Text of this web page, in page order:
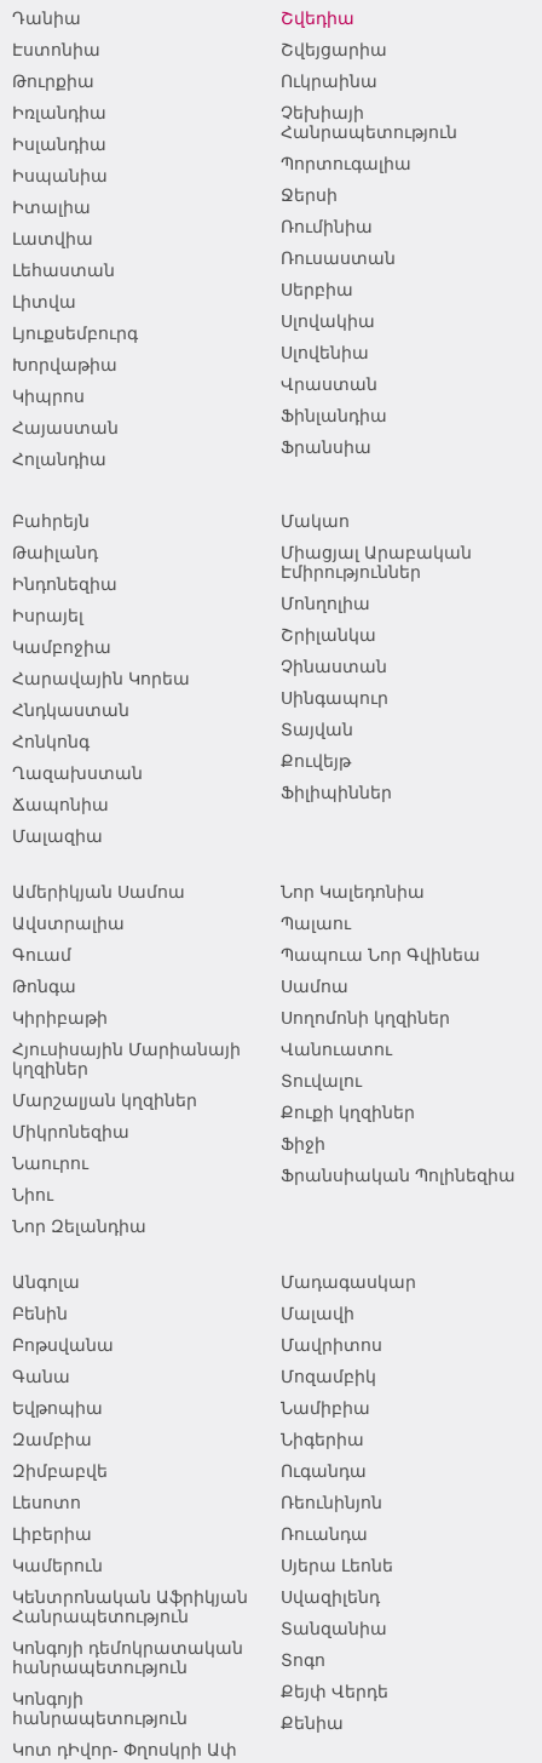
Դանիա
Էստոնիա
Թուրքիա
Իռլանդիա
Իսլանդիա
Իսպանիա
Իտալիա
Լատվիա
Լեհաստան
Լիտվա
Լյուքսեմբուրգ
Խորվաթիա
Կիպրոս
Հայաստան
Հոլանդիա
Շվեդիա
Շվեյցարիա
Ուկրաինա
Չեխիայի
Հանրապետություն
Պորտուգալիա
Ջերսի
Ռումինիա
Ռուսաստան
Սերբիա
Սլովակիա
Սլովենիա
Վրաստան
Ֆինլանդիա
Ֆրանսիա
Բահրեյն
Թաիլանդ
Ինդոնեզիա
Իսրայել
Կամբոջիա
Հարավային Կորեա
Հնդկաստան
Հոնկոնգ
Ղազախստան
Ճապոնիա
Մալազիա
Մակաո
Միացյալ Արաբական
Էմիրություններ
Մոնղոլիա
Շրիլանկա
Չինաստան
Սինգապուր
Տայվան
Քուվեյթ
Ֆիլիպիններ
Ամերիկյան Սամոա
Ավստրալիա
Գուամ
Թոնգա
Կիրիբաթի
Հյուսիսային Մարիանայի
կղզիներ
Մարշալյան կղզիներ
Միկրոնեզիա
Նաուրու
Նիու
Նոր Զելանդիա
Նոր Կալեդոնիա
Պալաու
Պապուա Նոր Գվինեա
Սամոա
Սողոմոնի կղզիներ
Վանուատու
Տուվալու
Քուքի կղզիներ
Ֆիջի
Ֆրանսիական Պոլինեզիա
Անգոլա
Բենին
Բոթսվանա
Գանա
Եվթոպիա
Զամբիա
Զիմբաբվե
Լեսոտո
Լիբերիա
Կամերուն
Կենտրոնական Աֆրիկյան
Հանրապետություն
Կոնգոյի դեմոկրատական
հանրապետություն
Կոնգոյի
հանրապետություն
Կոտ դԻվոր- Փղոսկրի Ափ
Մադագասկար
Մալավի
Մավրիտոս
Մոզամբիկ
Նամիբիա
Նիգերիա
Ուգանդա
Ռեունինյոն
Ռուանդա
Սյերա Լեոնե
Սվազիլենդ
Տանզանիա
Տոգո
Քեյփ Վերդե
Քենիա